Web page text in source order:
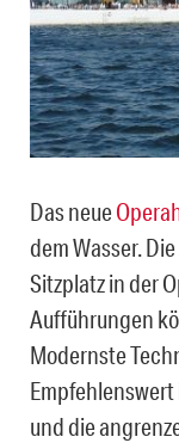
Das neue
dem Wasser.
Sitzplatz in der
Aufführungen
Modernste
und die